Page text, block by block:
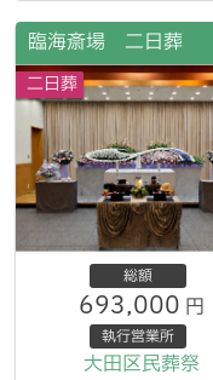
臨海斎場 二日葬
二日葬
総額
693,000 円
執行営業所
大田区民葬祭